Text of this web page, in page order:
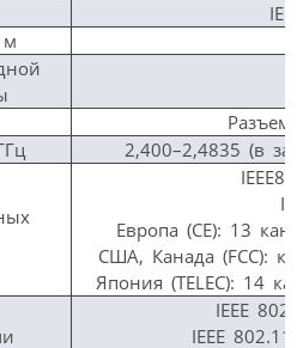
м
Разъем
2,400–2,4835 (в
Европа (CE): 13
США, Канада (FCC):
Япония (TELEC): 14
IEEE
IEEE